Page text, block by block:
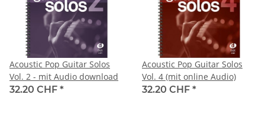
Acoustic Pop Guitar Solos
Vol. 2 - mit Audio download
32.20 CHF *
Acoustic Pop Guitar Solos
Vol. 4 (mit online Audio)
32.20 CHF *